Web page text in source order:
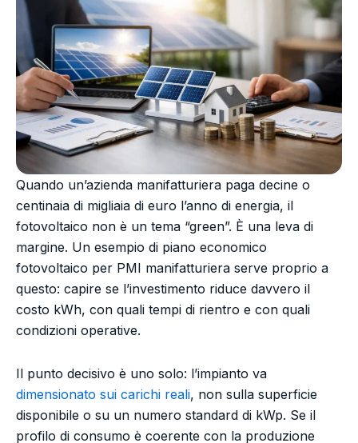
Quando un’azienda manifatturiera paga decine o
centinaia di migliaia di euro l’anno di energia, il
fotovoltaico non è un tema “green”. È una leva di
margine. Un esempio di piano economico
fotovoltaico per PMI manifatturiera serve proprio a
questo: capire se l’investimento riduce davvero il
costo kWh, con quali tempi di rientro e con quali
condizioni operative.
Il punto decisivo è uno solo: l’impianto va
dimensionato sui carichi reali, non sulla superficie
disponibile o su un numero standard di kWp. Se il
profilo di consumo è coerente con la produzione